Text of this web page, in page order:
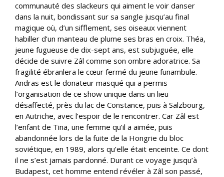
communauté des slackeurs qui aiment le voir danser
dans la nuit, bondissant sur sa sangle jusqu’au final
magique où, d’un sifflement, ses oiseaux viennent
habiller d’un manteau de plume ses bras en croix. Théa,
jeune fugueuse de dix-sept ans, est subjuguée, elle
décide de suivre Zâl comme son ombre adoratrice. Sa
fragilité ébranlera le cœur fermé du jeune funambule.
Andras est le donateur masqué qui a permis
l’organisation de ce show unique dans un lieu
désaffecté, près du lac de Constance, puis à Salzbourg,
en Autriche, avec l’espoir de le rencontrer. Car Zâl est
l’enfant de Tina, une femme qu’il a aimée, puis
abandonnée lors de la fuite de la Hongrie du bloc
soviétique, en 1989, alors qu’elle était enceinte. Ce dont
il ne s’est jamais pardonné. Durant ce voyage jusqu’à
Budapest, cet homme entend révéler à Zâl son passé,